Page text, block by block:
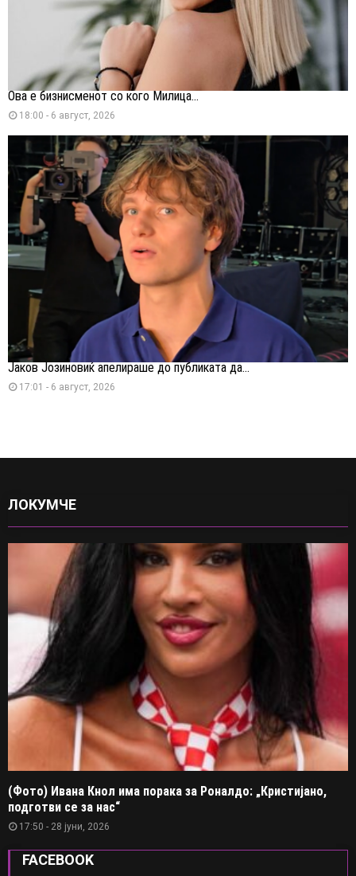
Ова е бизнисменот со кого Милица...
18:00 - 6 август, 2026
Јаков Јозиновиќ апелираше до публиката да...
17:01 - 6 август, 2026
ЛОКУМЧЕ
(Фото) Ивана Кнол има порака за Роналдо: „Кристијано,
подготви се за нас“
17:50 - 28 јуни, 2026
FACEBOOK